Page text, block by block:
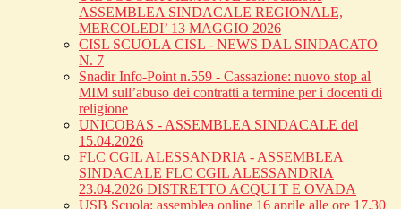
ASSEMBLEA SINDACALE REGIONALE,
MERCOLEDI’ 13 MAGGIO 2026
CISL SCUOLA CISL - NEWS DAL SINDACATO
N. 7
Snadir Info-Point n.559 - Cassazione: nuovo stop al
MIM sull’abuso dei contratti a termine per i docenti di
religione
UNICOBAS - ASSEMBLEA SINDACALE del
15.04.2026
FLC CGIL ALESSANDRIA - ASSEMBLEA
SINDACALE FLC CGIL ALESSANDRIA
23.04.2026 DISTRETTO ACQUI T E OVADA
USB Scuola: assemblea online 16 aprile alle ore 17.30